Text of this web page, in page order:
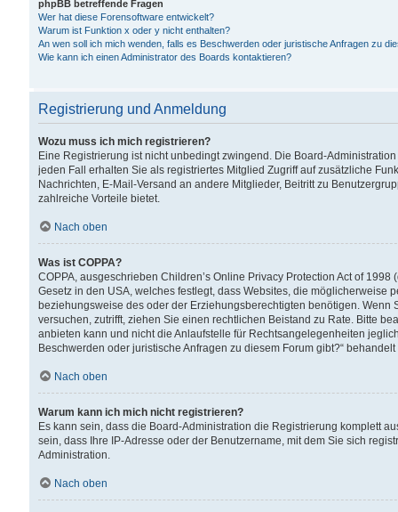
phpBB betreffende Fragen
Wer hat diese Forensoftware entwickelt?
Warum ist Funktion x oder y nicht enthalten?
An wen soll ich mich wenden, falls es Beschwerden oder juristische Anfragen zu
Wie kann ich einen Administrator des Boards kontaktieren?
Registrierung und Anmeldung
Wozu muss ich mich registrieren?
Eine Registrierung ist nicht unbedingt zwingend. Die Board-
jeden Fall erhalten Sie als registriertes Mitglied Zugriff auf zusätzliche
Nachrichten, E-Mail-Versand an andere Mitglieder, Beitritt zu
zahlreiche Vorteile bietet.
Nach oben
Was ist COPPA?
COPPA, ausgeschrieben Children’s Online Privacy Protection Act of
Gesetz in den USA, welches festlegt, dass Websites, die
beziehungsweise des oder der Erziehungsberechtigten benötigen.
versuchen, zutrifft, ziehen Sie einen rechtlichen Beistand zu Rate. Bitte
anbieten kann und nicht die Anlaufstelle für Rechtsangelegenheiten
Beschwerden oder juristische Anfragen zu diesem Forum gibt?“
Nach oben
Warum kann ich mich nicht registrieren?
Es kann sein, dass die Board-Administration die Registrierung komplett
sein, dass Ihre IP-Adresse oder der Benutzername, mit dem Sie sich
Administration.
Nach oben